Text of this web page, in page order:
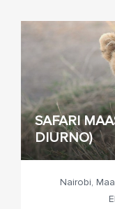
SAFARI
DIURNO)
Nairobi,